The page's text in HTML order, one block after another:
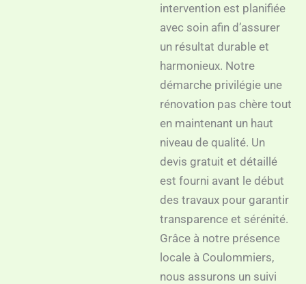
intervention est planifiée
avec soin afin d’assurer
un résultat durable et
harmonieux. Notre
démarche privilégie une
rénovation pas chère tout
en maintenant un haut
niveau de qualité. Un
devis gratuit et détaillé
est fourni avant le début
des travaux pour garantir
transparence et sérénité.
Grâce à notre présence
locale à Coulommiers,
nous assurons un suivi